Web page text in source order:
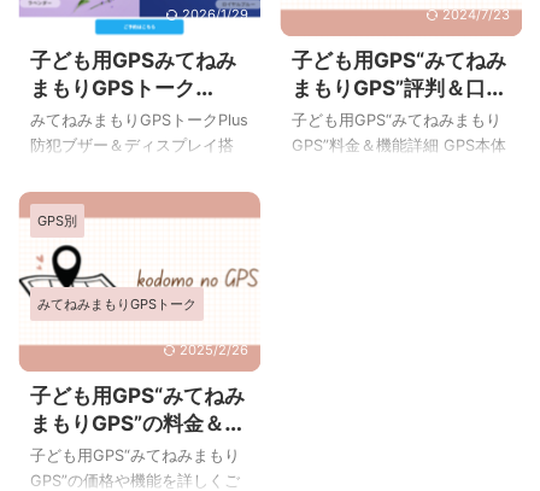
GPSです。 改札を通過するた
びに保護者のスマホにプッシ
ュ通知が届きます。 2025年3
月17日発売予定です。 先着で
けいきゅん®型みてねみまもり
GPSオリジナルケースプレゼ
楽天市場のMIXI公式サイトから
の予約に限り、 ...
びたい方 わが家では、みてね
みまもりGPS（お知らせボタ
ン搭載モデル）を購入し、約1
ヶ月ほど実際に使ってみまし
た。この記事では、口コミサ
イトではあまり触れられてい
2026/1/29
子ども用GPSみてねみ
まもりGPSトーク
Plus2026年先行予約
スタート！通信費無料
みてねみまもりGPSトークPlus
防犯ブザー＆ディスプレイ搭
まもりGPS みてねみまもり
GPSトークから2026年3月
に、みてねみまもりGPSトー
クPlus(防犯ブザー＆ディスプ
レイ搭載モデル)が新発売され
ます。 みてねみまもりGPSト
ークPlus2026年限定カラー新
発売 みてねみまもりGPSトー
クPlus みてねみまもりGPSト
ークPlusはただ今2026年限定
カラーも予約受付中です。 ⇒
みてねみまもりGPS公式サイ
2024/7/23
子ども用GPS“みてねみ
まもりGPS”評判＆口コ
ミ、メリットデメリッ
ト
子ども用GPS“みてねみまもり
GPS”料金＆機能詳細 GPS本体
GPS別
みてねみまもりGPSトーク
2025/2/26
子ども用GPS“みてねみ
まもりGPS”の料金＆機
能を詳しく
子ども用GPS“みてねみまもり
GPS”の価格や機能を詳しくご